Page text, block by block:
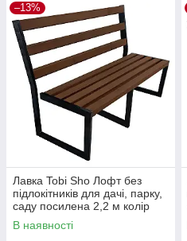
–13%
Лавка Tobi Sho Лофт без
підлокітників для дачі, парку,
саду посилена 2,2 м колір
горіх
В наявності